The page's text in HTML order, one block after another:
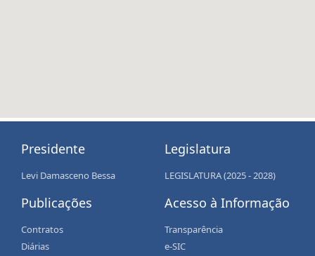
Presidente
Levi Damasceno Bessa
Publicações
Contratos
Diárias
Legislatura
LEGISLATURA (2025 - 2028)
Acesso à Informação
Transparência
e-SIC